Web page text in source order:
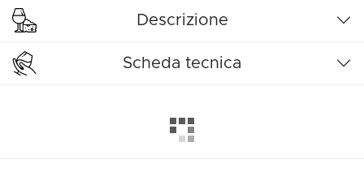
Descrizione
Scheda tecnica